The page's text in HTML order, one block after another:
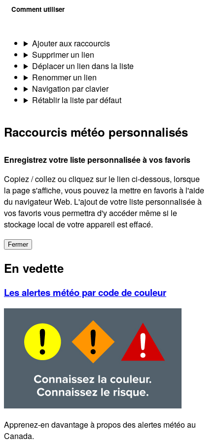
Comment utiliser
Ajouter aux raccourcis
Supprimer un lien
Déplacer un lien dans la liste
Renommer un lien
Navigation par clavier
Rétablir la liste par défaut
Raccourcis météo personnalisés
Enregistrez votre liste personnalisée à vos favoris
Copiez / collez ou cliquez sur le lien ci-dessous, lorsque
la page s'affiche, vous pouvez la mettre en favoris à l'aide
du navigateur Web. L'ajout de votre liste personnalisée à
vos favoris vous permettra d'y accéder même si le
stockage local de votre appareil est effacé.
Fermer
En vedette
Les alertes météo par code de couleur
Apprenez-en davantage à propos des alertes météo au
Canada.